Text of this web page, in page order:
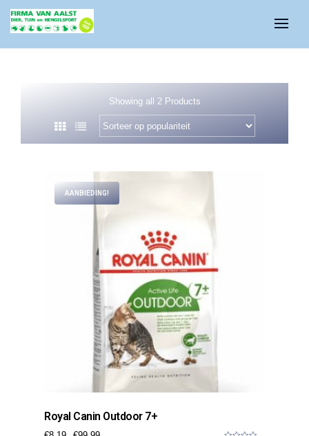
Showing all 2 Products
AANBIEDING!
Royal Canin Outdoor 7+